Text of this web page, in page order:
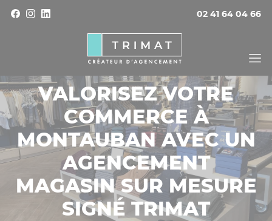
02 41 64 04 66
VALORISEZ VOTRE
COMMERCE À
MONTAUBAN AVEC UN
AGENCEMENT
MAGASIN SUR MESURE
SIGNÉ TRIMAT